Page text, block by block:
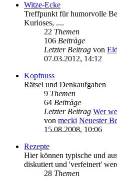
Witze-Ecke
Treffpunkt für humorvolle
Kurioses, ....
22 Themen
106 Beiträge
Letzter Beitrag von
07.03.2012, 14:12
Kopfnuss
Rätsel und Denkaufgaben
9 Themen
64 Beiträge
Letzter Beitrag Wer
von mecki Neuester
15.08.2008, 10:06
Rezepte
Hier können typische und
diskutiert und 'verfeinert'
28 Themen